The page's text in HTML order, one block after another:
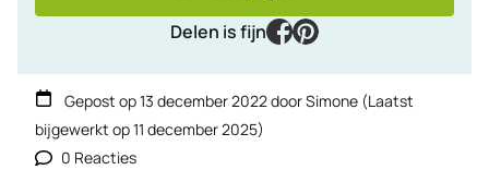
Delen is fijn
facebook
pinterest
Gepost op13 december 2022doorSimone (Laatst
bijgewerkt op11 december 2025)
0 Reacties